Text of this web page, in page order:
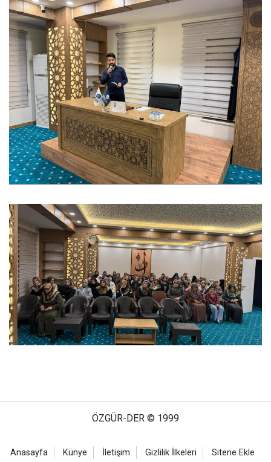
ÖZGÜR-DER © 1999
Anasayfa Künye İletişim Gizlilik İlkeleri Sitene Ekle